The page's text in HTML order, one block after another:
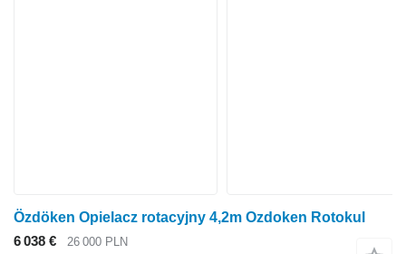
Özdöken Opielacz rotacyjny 4,2m Ozdoken Rotokul
6 038 €
26 000 PLN